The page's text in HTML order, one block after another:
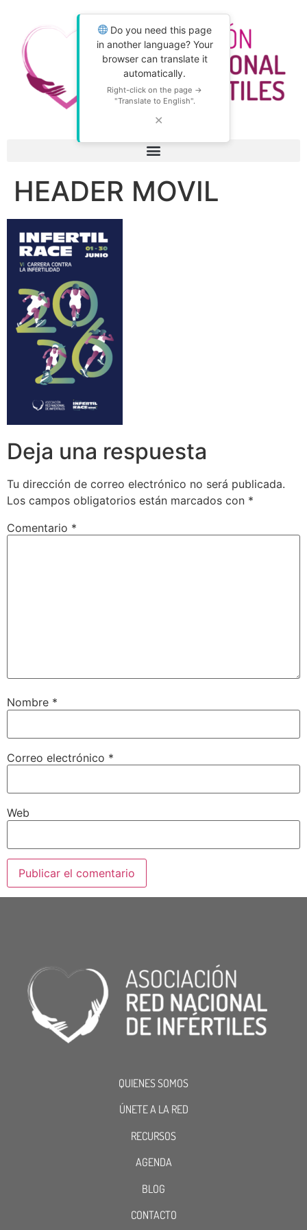
Do you need this page
in another language? Your
browser can translate it
automatically.
Right-click on the page →
"Translate to English".
✕
HEADER MOVIL
Deja una respuesta
Tu dirección de correo electrónico no será publicada.
Los campos obligatorios están marcados con *
Comentario *
Nombre *
Correo electrónico *
Web
QUIENES SOMOS
ÚNETE A LA RED
RECURSOS
AGENDA
BLOG
CONTACTO